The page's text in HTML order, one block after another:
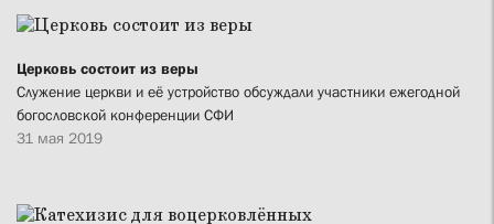
Церковь состоит из веры
Служение церкви и её устройство обсуждали участники ежегодной
богословской конференции СФИ
31 мая 2019